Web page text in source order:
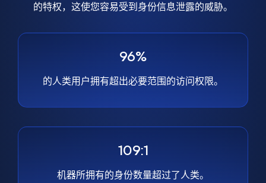
的特权，这使您容易受到身份信息泄露的威胁。
96%
的人类用户拥有超出必要范围的访问权限。
109:1
机器所拥有的身份数量超过了人类。